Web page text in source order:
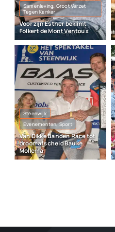
Samenleving, Groot Verzet
Tegen Kanker
Voor zijn Esther beklimt
Folkert de Mont Ventoux
Steenwijk
Evenementen, Sport
Van Dikke Banden Race tot
droomafscheid Bauke
Mollema